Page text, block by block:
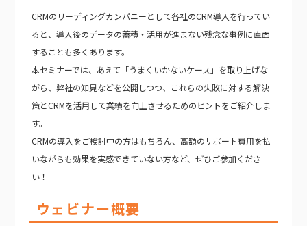
CRMのリーディングカンパニーとして各社のCRM導入を行ってい
ると、導入後のデータの蓄積・活用が進まない残念な事例に直面
することも多くあります。
本セミナーでは、あえて「うまくいかないケース」を取り上げな
がら、弊社の知見などを公開しつつ、これらの失敗に対する解決
策とCRMを活用して業績を向上させるためのヒントをご紹介しま
す。
CRMの導入をご検討中の方はもちろん、高額のサポート費用を払
いながらも効果を実感できていない方など、ぜひご参加くださ
い！
ウェビナー概要